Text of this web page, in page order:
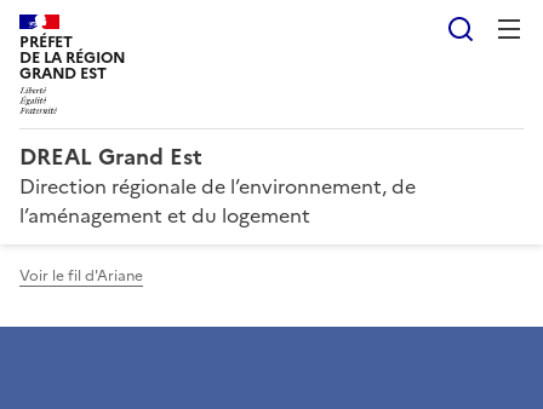
PRÉFET
DE LA RÉGION
GRAND EST
DREAL Grand Est
Direction régionale de l’environnement, de
l’aménagement et du logement
Voir le fil d'Ariane